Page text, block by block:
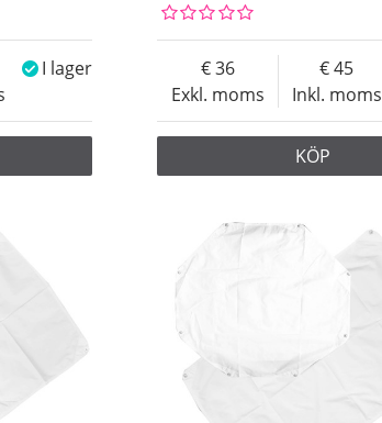
I lager
Exkl. moms
36
Inkl. moms
45
KÖP